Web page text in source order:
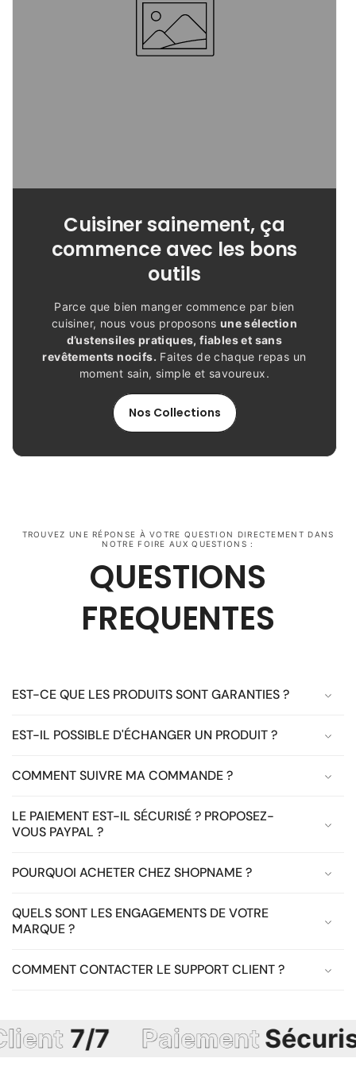
Cuisiner sainement, ça
commence avec les bons
outils
Parce que bien manger commence par bien
cuisiner, nous vous proposons une sélection
d’ustensiles pratiques, fiables et sans
revêtements nocifs. Faites de chaque repas un
moment sain, simple et savoureux.
Nos Collections
TROUVEZ UNE RÉPONSE À VOTRE QUESTION DIRECTEMENT DANS
NOTRE FOIRE AUX QUESTIONS :
QUESTIONS
FREQUENTES
EST-CE QUE LES PRODUITS SONT GARANTIES ?
EST-IL POSSIBLE D'ÉCHANGER UN PRODUIT ?
COMMENT SUIVRE MA COMMANDE ?
LE PAIEMENT EST-IL SÉCURISÉ ? PROPOSEZ-
VOUS PAYPAL ?
POURQUOI ACHETER CHEZ SHOPNAME ?
QUELS SONT LES ENGAGEMENTS DE VOTRE
MARQUE ?
COMMENT CONTACTER LE SUPPORT CLIENT ?
7/7 PaiementSécurisé